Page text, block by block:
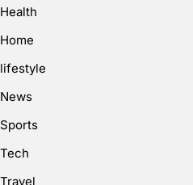
Health
Home
lifestyle
News
Sports
Tech
Travel